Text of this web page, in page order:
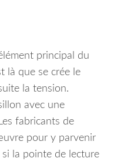
principal du
là que se crée le
la tension.
avec une
fabricants de
pour y parvenir
si la pointe de lecture